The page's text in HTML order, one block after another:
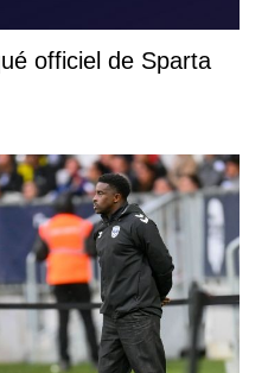
officiel de Sparta